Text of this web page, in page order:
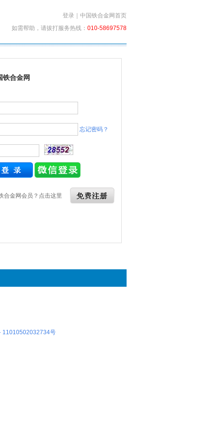
登录
中国铁合金网首页
如需帮助，请拔打服务热线： 010-58697578
铁合金网
忘记密码？
合金网会员？点击这里
11010502032734号